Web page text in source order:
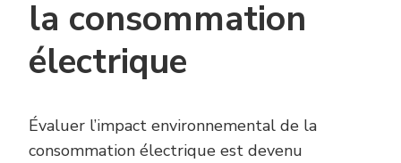
la consommation
électrique
Évaluer l’impact environnemental de la
consommation électrique est devenu